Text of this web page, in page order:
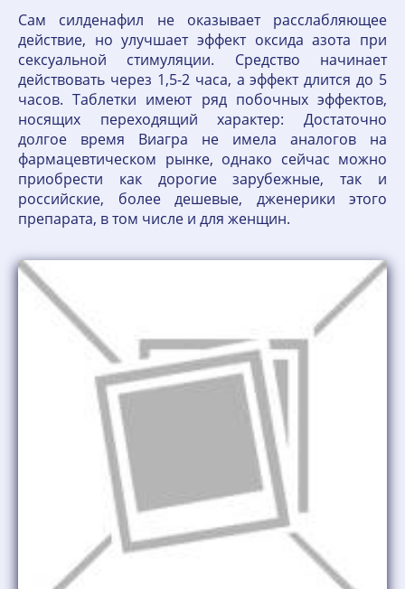
Сам силденафил не оказывает расслабляющее
действие, но улучшает эффект оксида азота при
сексуальной стимуляции. Средство начинает
действовать через 1,5-2 часа, а эффект длится до 5
часов. Таблетки имеют ряд побочных эффектов,
носящих переходящий характер: Достаточно
долгое время Виагра не имела аналогов на
фармацевтическом рынке, однако сейчас можно
приобрести как дорогие зарубежные, так и
российские, более дешевые, дженерики этого
препарата, в том числе и для женщин.